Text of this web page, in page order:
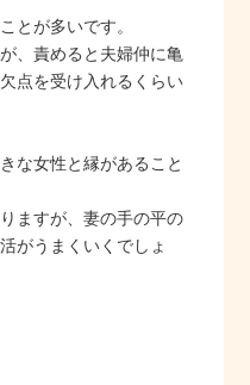
とが多いです。
、責めると夫婦仲に亀
点を受け入れるくらい
な女性と縁があること
ますが、妻の手の平の
がうまくいくでしょ